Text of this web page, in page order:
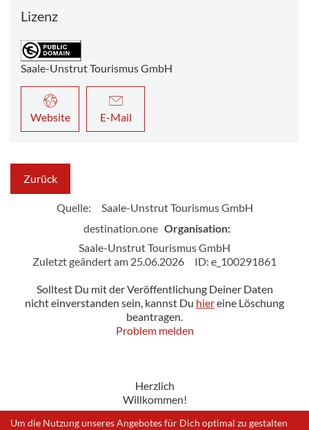
Lizenz
Saale-Unstrut Tourismus GmbH
Website E-Mail
Zurück
Quelle:
Saale-Unstrut Tourismus GmbH
destination.one Organisation:
Saale-Unstrut Tourismus GmbH
Zuletzt geändert am 25.06.2026
ID: e_100291861
Solltest Du mit der Veröffentlichung Deiner Daten
nicht einverstanden sein, kannst Du hiereine Löschung
beantragen.
Problem melden
Herzlich
Willkommen!
Um die Nutzung unseres Angebotes für Dich optimal zu gestalten